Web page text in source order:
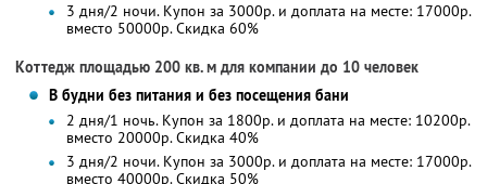
3 дня/2 ночи. Купон за 3000р. и доплата на месте: 17000р.
вместо 50000р.Скидка 60%
Коттедж площадью 200 кв. м для компании до 10 человек
В будни без питания и без посещения бани
2 дня/1 ночь. Купон за 1800р. и доплата на месте: 10200р.
вместо 20000р.Скидка 40%
3 дня/2 ночи. Купон за 3000р. и доплата на месте: 17000р.
вместо 40000р.Скидка 50%